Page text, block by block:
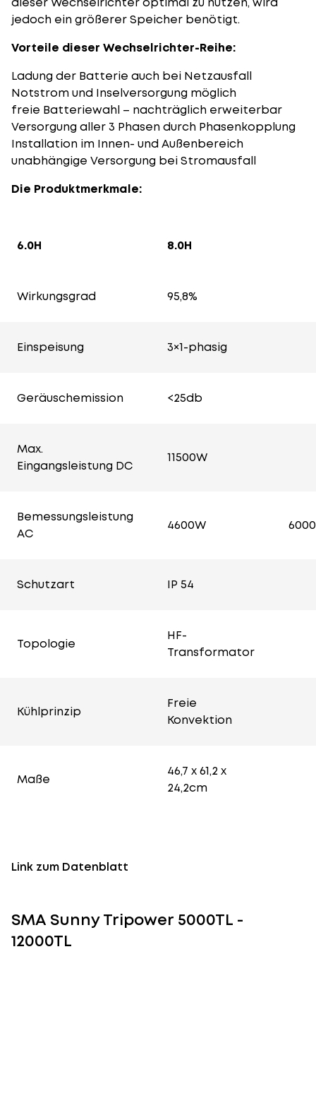
jedoch ein größerer Speicher benötigt.
Vorteile dieser Wechselrichter-Reihe:
Ladung der Batterie auch bei Netzausfall
Notstrom und Inselversorgung möglich
freie Batteriewahl – nachträglich erweiterbar
Versorgung aller 3 Phasen durch Phasenkopplung
Installation im Innen- und Außenbereich
unabhängige Versorgung bei Stromausfall
Die Produktmerkmale:
6.0H 8.0H
Wirkungsgrad 95,8%
Einspeisung 3×1-phasig
Geräuschemission <25db
Max.
Eingangsleistung DC
11500W
Bemessungsleistung
AC
4600W
Schutzart IP 54
Topologie
HF-
Transformator
Kühlprinzip
Freie
Konvektion
Maße
46,7 x 61,2 x
24,2cm
Link zum Datenblatt
SMA Sunny Tripower 5000TL -
12000TL